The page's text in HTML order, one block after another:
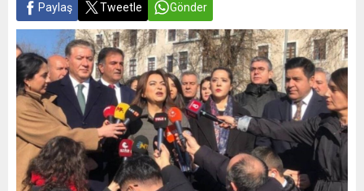
Paylaş Tweetle Gönder